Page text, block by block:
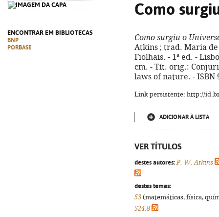
ENCONTRAR EM BIBLIOTECAS
BNP
PORBASE
Como
Como surgiu o
Atkins ; trad. Maria
Fiolhais. - 1ª ed. -
cm. - Tít. orig.:
laws of nature. - ISBN
Link persistente: http://
ADICIONAR À LISTA
VER TÍTULOS
destes autores: P. W. Atkins
destes temas:
53 (matemáticas, física,
524.8